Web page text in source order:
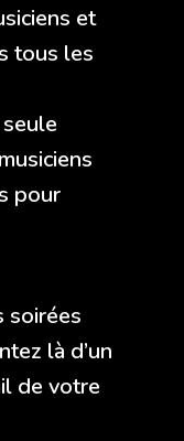
et
tous les
pour
soirées
là d’un
de votre